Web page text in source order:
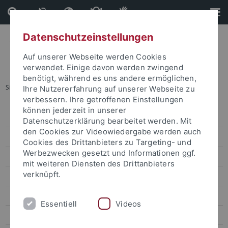
Direkt
zum
Inhalt
Direkt
zur
Fußleiste
Sie sind hier: Startseite ... Aktuelles & Überblick zu NE
Aktuelles & Überblick zu NE
Was ist Nachhaltige Entwicklung?
Meilensteine der Universität Tübingen
Sustainable Development Goals
Datenschutzeinstellungen
Auf unserer Webseite werden Cookies
verwendet. Einige davon werden zwingend
benötigt, während es uns andere ermöglichen,
Ihre Nutzererfahrung auf unserer Webseite zu
verbessern. Ihre getroffenen Einstellungen
können jederzeit in unserer
Datenschutzerklärung bearbeitet werden. Mit
den Cookies zur Videowiedergabe werden auch
Cookies des Drittanbieters zu Targeting- und
Werbezwecken gesetzt und Informationen ggf.
mit weiteren Diensten des Drittanbieters
verknüpft.
Essentiell Videos